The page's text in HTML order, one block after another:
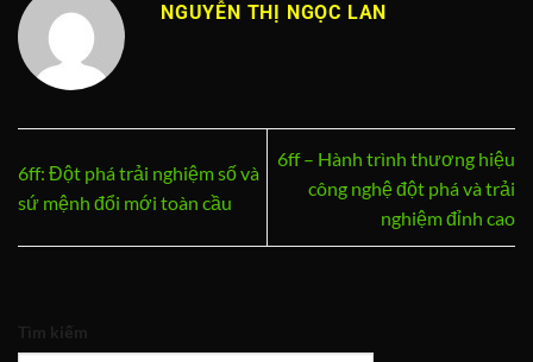
NGUYỄN THỊ NGỌC LAN
6ff: Đột phá trải nghiệm số và
sứ mệnh đổi mới toàn cầu
6ff – Hành trình thương hiệu
công nghệ đột phá và trải
nghiệm đỉnh cao
Tìm kiếm